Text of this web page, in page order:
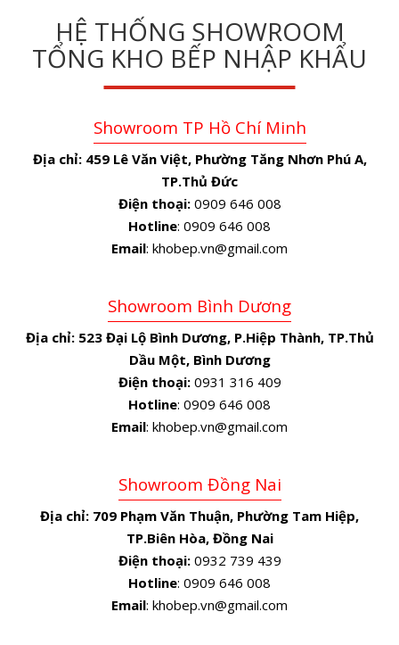
HỆ THỐNG SHOWROOM
TỔNG KHO BẾP NHẬP KHẨU
Showroom TP Hồ Chí Minh
Địa chỉ: 459 Lê Văn Việt, Phường Tăng Nhơn Phú A,
TP.Thủ Đức
Điện thoại:0909 646 008
Hotline: 0909 646 008
Email: khobep.vn@gmail.com
Showroom Bình Dương
Địa chỉ: 523 Đại Lộ Bình Dương, P.Hiệp Thành, TP.Thủ
Dầu Một, Bình Dương
Điện thoại:0931 316 409
Hotline: 0909 646 008
Email: khobep.vn@gmail.com
Showroom Đồng Nai
Địa chỉ: 709 Phạm Văn Thuận, Phường Tam Hiệp,
TP.Biên Hòa, Đồng Nai
Điện thoại:0932 739 439
Hotline: 0909 646 008
Email: khobep.vn@gmail.com